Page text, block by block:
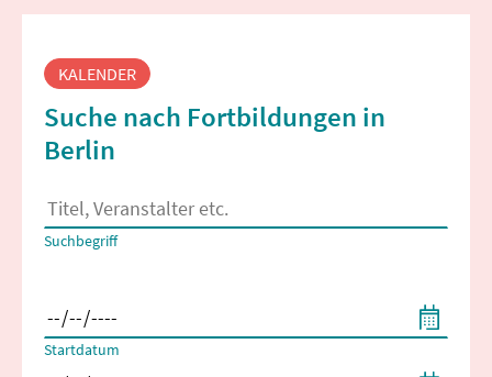
Fortbildungssuche
KALENDER
Suche nach Fortbildungen in
Berlin
Es erscheinen Suchvorschläge, wenn mindestens 2 Zeichen
Suchbegriff
Startdatum